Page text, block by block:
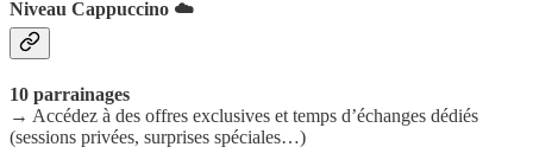
Niveau Cappuccino ☁️
10 parrainages
→ Accédez à des offres exclusives et temps d’échanges dédiés
(sessions privées, surprises spéciales…)